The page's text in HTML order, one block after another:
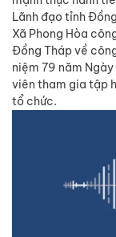
Lãnh đạo tỉnh
Xã Phong Hòa
Đồng Tháp về
niệm 79 năm
viên tham gia tập
tổ chức.